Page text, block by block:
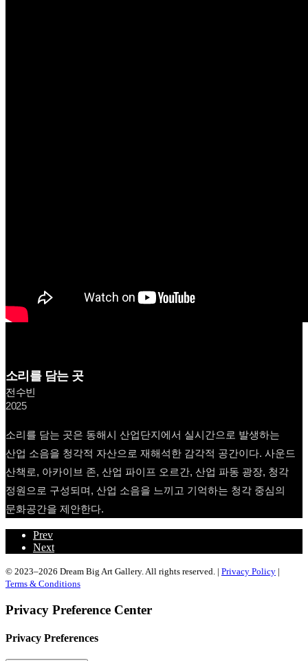
소리를 담는 곳
전수빈
2025
소리를 담는 곳은 동해시 산업단지에서 실시간으로 발생하는
산업 소음을 청각적 자산으로 재해석한 감각적 공간이다. 사운드
산책로, 아카이브 존, 산업 파이프 오르간, 산업 파동 광장, 청각
정원으로 구성되며, 산업 소음을 느끼고 기억하는 청각 중심의
문화공간을 제안한다.
Prev
Next
© 2023–2026 Dream Big Art Gallery. All rights reserved. | Privacy Policy |
Terms & Conditions
Privacy Preference Center
Privacy Preferences